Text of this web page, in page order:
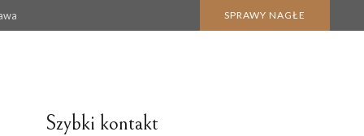
SPRAWY NAGŁE
Szybki kontakt